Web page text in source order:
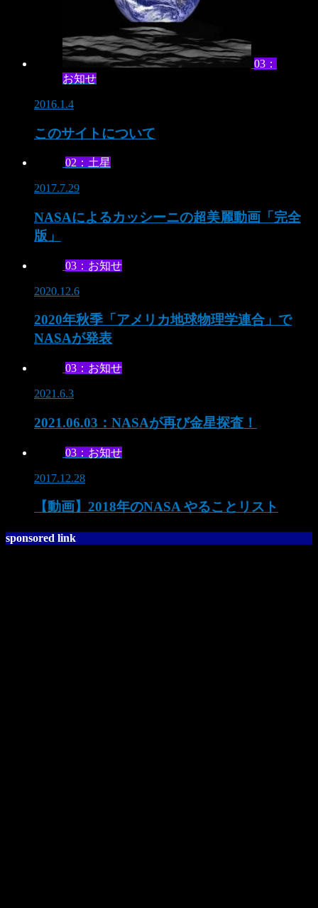
03：
お知せ
2016.1.4
このサイトについて
02：土星
2017.7.29
NASAによるカッシーニの超美麗動画「完全
版」
03：お知せ
2020.12.6
2020年秋季「アメリカ地球物理学連合」で
NASAが発表
03：お知せ
2021.6.3
2021.06.03：NASAが再び金星探査！
03：お知せ
2017.12.28
【動画】2018年のNASA やることリスト
sponsored link